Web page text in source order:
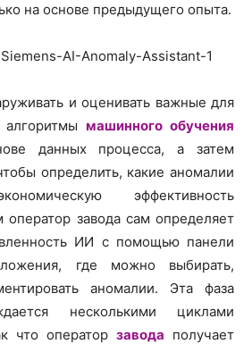
на основе предыдущего опыта.
и оценивать важные для
машинного обучения
данных процесса, а затем
определить, какие аномалии
эффективность
оператор завода сам определяет
ИИ с помощью панели
где можно выбирать,
аномалии. Эта фаза
несколькими циклами
что оператор завода получает